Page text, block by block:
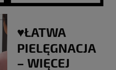
♥️ŁATWA
PIELĘGNACJA
– WIĘCEJ